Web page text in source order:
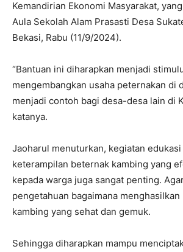
Kemandirian Ekonomi Masyarakat,
Aula Sekolah Alam Prasasti Desa
Bekasi, Rabu (11/9/2024).
“Bantuan ini diharapkan menjadi
mengembangkan usaha peternakan di
menjadi contoh bagi desa-desa lain di
katanya.
Jaoharul menuturkan, kegiatan
keterampilan beternak kambing yang
kepada warga juga sangat penting.
pengetahuan bagaimana
kambing yang sehat dan gemuk.
Sehingga diharapkan mampu